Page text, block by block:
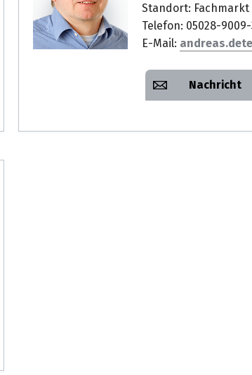
Standort:
Telefon: 05028-
E-Mail:
Nachricht